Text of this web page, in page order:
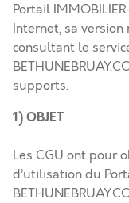
Portail
Internet, sa
consultant le
supports.
1) OBJET
Les CGU ont pour
d’utilisation du